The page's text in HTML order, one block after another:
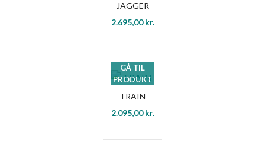
JAGGER
2.695,00kr.
GÅ TIL
PRODUKT
TRAIN
2.095,00kr.